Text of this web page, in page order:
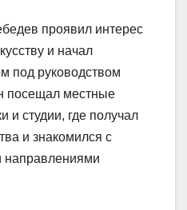
проявил интерес
и начал
под руководством
посещал местные
и студии, где получал
и знакомился с
направлениями